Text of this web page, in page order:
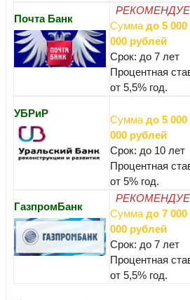
Почта Банк
Сумма до 5 000
000 рублей
Срок: до 7 лет
Процентная
от 5,5% год.
УБРиР
Сумма до 5 000
000 рублей
Срок: до 10 лет
Процентная
от 5% год.
ГазпромБанк
Сумма до 7 000
000 рублей
Срок: до 7 лет
Процентная
от 5,5% год.